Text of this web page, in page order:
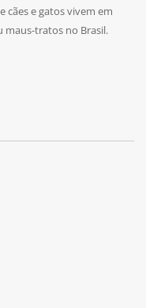
cães e gatos vivem em
maus-tratos no Brasil.